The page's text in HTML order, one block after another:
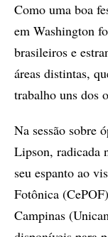
Como uma boa
em Washington
brasileiros e
áreas distintas,
trabalho uns dos
Na sessão sobre
Lipson, radicada
seu espanto ao
Fotônica
Campinas